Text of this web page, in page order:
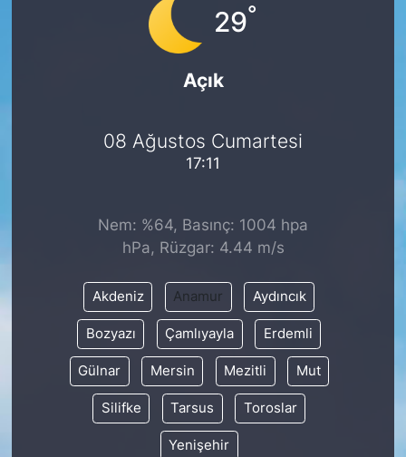
29°
Açık
08 Ağustos Cumartesi
17:11
Nem: %64, Basınç: 1004 hpa
hPa, Rüzgar: 4.44 m/s
Akdeniz Anamur Aydıncık
Bozyazı Çamlıyayla Erdemli
Gülnar Mersin Mezitli Mut
Silifke Tarsus Toroslar
Yenişehir